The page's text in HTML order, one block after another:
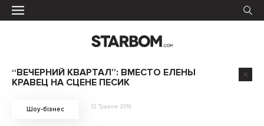
“ВЕЧЕРНИЙ КВАРТАЛ”: ВМЕСТО ЕЛЕНЫ
КРАВЕЦ НА СЦЕНЕ ПЕСИК
Шоу-бізнес 12 Травня 2016